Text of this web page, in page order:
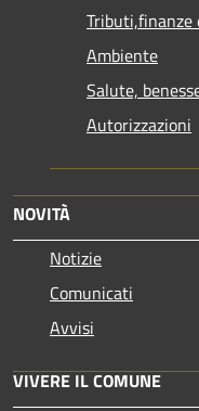
Tributi,finanze
Ambiente
Salute,
Autorizzazioni
NOVITÀ
Notizie
Comunicati
Avvisi
VIVERE IL COMUNE